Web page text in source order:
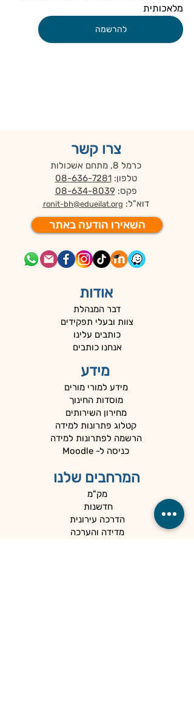
מלאכותית
להרשמה
צרו קשר
כרמל 8, מתחם אשכולות
טלפון: 08-636-7281
פקס: 08-634-8039
דוא"ל: ronit-bh@edueilat.org
השאירו הודעה באתר
אודות
דבר המנהלת
צוות ובעלי תפקידים
כותבים עלינו
אנחנו כותבים
מידע
מידע למורי מורים
מוסדות החינוך
מחירון השירותים
קטלוג פתרונות למידה
הרשמה לפתרונות למידה
כניסה ל- Moodle
המרחבים שלנו
מק"מ
חדשנות
הדרכה עירונית
מדידה והערכה